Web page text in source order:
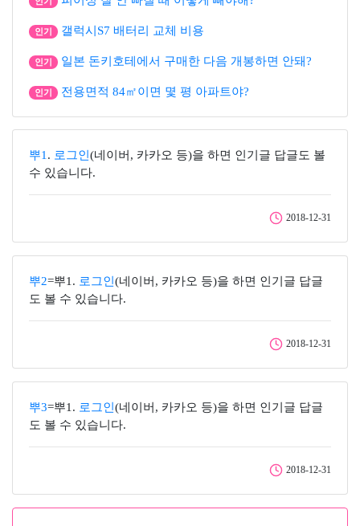
인기 갤럭시S7 배터리 교체 비용
인기 일본 돈키호테에서 구매한 다음 개봉하면 안돼?
인기 전용면적 84㎡이면 몇 평 아파트야?
뿌1 . 로그인 (네이버, 카카오 등)을 하면 인기글 답글도 볼
수 있습니다.
2018-12-31
뿌2=뿌1. 로그인 (네이버, 카카오 등)을 하면 인기글 답글
도 볼 수 있습니다.
2018-12-31
뿌3=뿌1. 로그인 (네이버, 카카오 등)을 하면 인기글 답글
도 볼 수 있습니다.
2018-12-31